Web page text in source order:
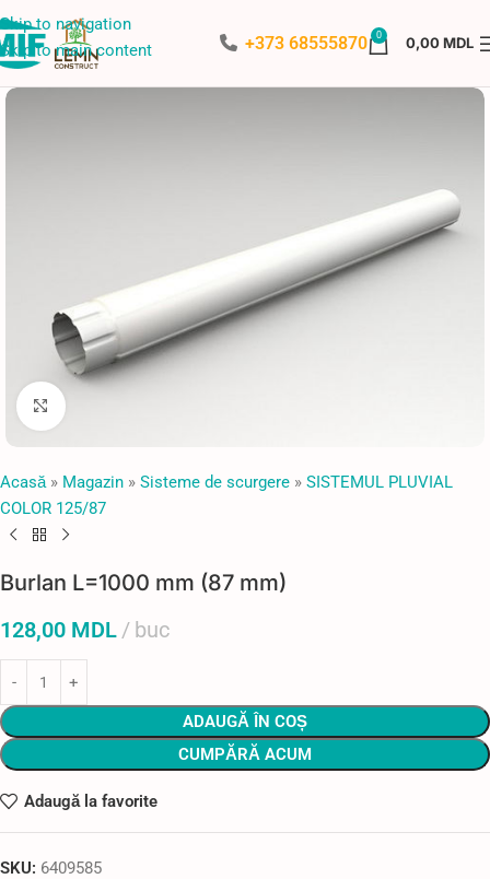
Skip to navigation
Skip to main content
+373 68555870 0 0,00MDL
Faceți click pentru a mări
Acasă» Magazin » Sisteme de scurgere » SISTEMUL PLUVIAL
COLOR 125/87
Burlan L=1000 mm (87 mm)
128,00 MDL buc
ADAUGĂ ÎN COȘ
CUMPĂRĂ ACUM
Adaugă la favorite
SKU: 6409585